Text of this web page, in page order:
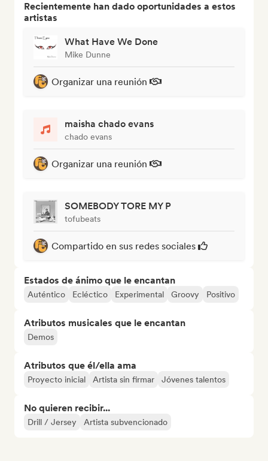
Recientemente han dado oportunidades a estos
artistas
What Have We Done
Mike Dunne
Organizar una reunión
maisha chado evans
chado evans
Organizar una reunión
SOMEBODY TORE MY P
tofubeats
Compartido en sus redes sociales
Estados de ánimo que le encantan
Auténtico Ecléctico Experimental Groovy Positivo
Atributos musicales que le encantan
Demos
Atributos que él/ella ama
Proyecto inicial Artista sin firmar Jóvenes talentos
No quieren recibir...
Drill / Jersey Artista subvencionado